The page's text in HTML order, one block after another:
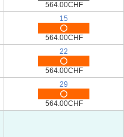
564.00CHF
15
564.00CHF
22
564.00CHF
29
564.00CHF